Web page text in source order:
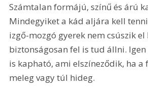
Számtalan formájú, színű és árú
Mindegyiket a kád aljára kell
izgő-mozgó gyerek nem csúszik el
biztonságosan fel is tud állni.
is kapható, ami elszíneződik, ha a
meleg vagy túl hideg.